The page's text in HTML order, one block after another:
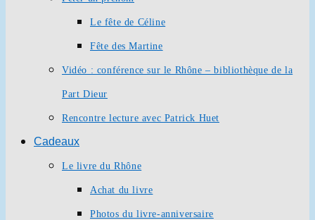
Le fête de Céline
Fête des Martine
Vidéo : conférence sur le Rhône – bibliothèque de la
Part Dieur
Rencontre lecture avec Patrick Huet
Cadeaux
Le livre du Rhône
Achat du livre
Photos du livre-anniversaire